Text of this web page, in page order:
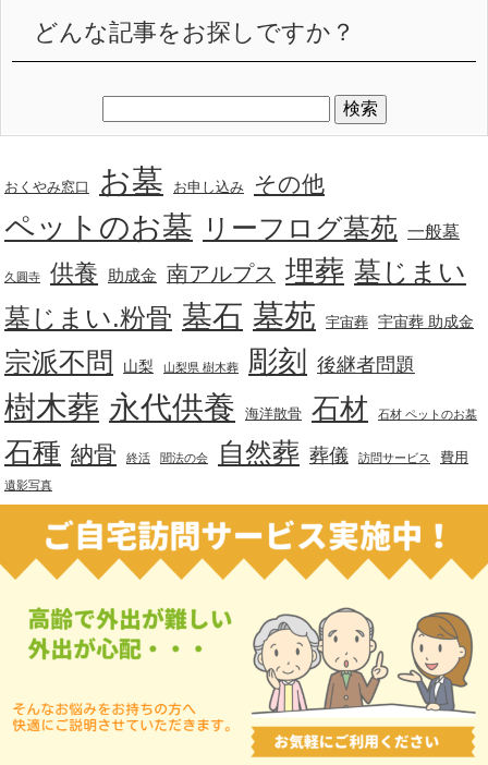
どんな記事をお探しですか？
おくやみ窓口 お墓 お申し込み その他
ペットのお墓 リーフログ墓苑 一般墓
久圓寺 供養 助成金 南アルプス 埋葬 墓じまい
墓じまい.粉骨 墓石 墓苑 宇宙葬 宇宙葬 助成金
宗派不問 山梨 山梨県 樹木葬 彫刻 後継者問題
樹木葬 永代供養 海洋散骨 石材 石材 ペットのお墓
石種 納骨 終活 聞法の会 自然葬 葬儀 訪問サービス 費用
遺影写真